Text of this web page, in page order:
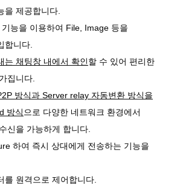
을 제공합니다.
능을 이용하여 File, Image 등을
합니다.
는 채팅창 내에서 확인할 수 있어 편리한
집니다.
방식과 Server relay 자동변환 방식을
방식 으로 다양한 네트워크 환경에서
신을 가능하게 합니다.
하여 즉시 상대에게 전송하는 기능을
를 원격으로 제어합니다.